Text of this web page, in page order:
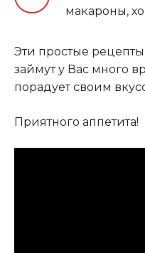
макароны,
Эти простые
займут у Вас много
порадует своим
Приятного аппетита!